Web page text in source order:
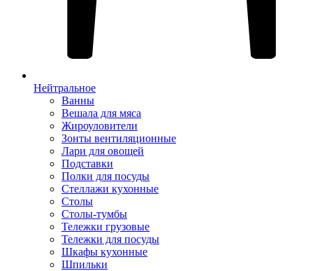
Нейтральное
Ванны
Вешала для мяса
Жироуловители
Зонты вентиляционные
Лари для овощей
Подставки
Полки для посуды
Стеллажи кухонные
Столы
Столы-тумбы
Тележки грузовые
Тележки для посуды
Шкафы кухонные
Шпильки